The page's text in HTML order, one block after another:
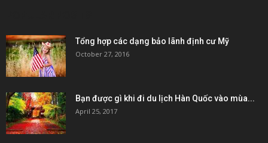
Tổng hợp các dạng bảo lãnh định cư Mỹ
October 27, 2016
Bạn được gì khi đi du lịch Hàn Quốc vào mùa...
April 25, 2017